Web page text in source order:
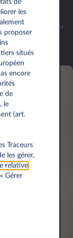
aura plus d'un
La validation
de votre dossier
de
les
proposer
situés
encore
de
le
(art.
Traceurs
les gérer,
relative
Gérer